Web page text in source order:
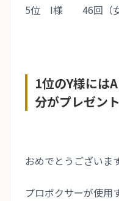
5位 I様 46回（女
1位のY様には
分がプレゼン
おめでとうございま
プロボクサーが使用